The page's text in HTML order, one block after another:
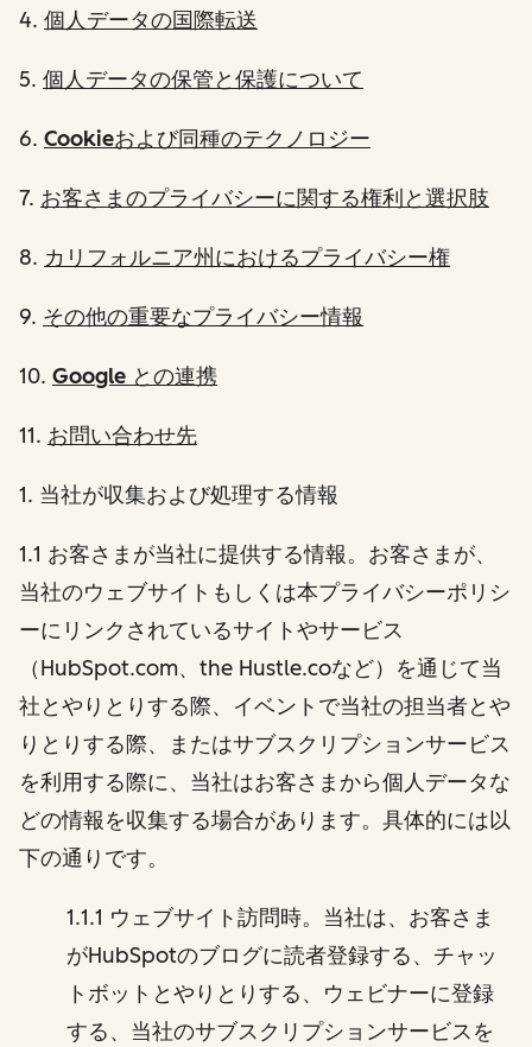
4. 個人データの国際転送
5. 個人データの保管と保護について
6. Cookieおよび同種のテクノロジー
7. お客さまのプライバシーに関する権利と選択肢
8. カリフォルニア州におけるプライバシー権
9. その他の重要なプライバシー情報
10. Google との連携
11. お問い合わせ先
1. 当社が収集および処理する情報
1.1 お客さまが当社に提供する情報。お客さまが、
当社のウェブサイトもしくは本プライバシーポリシ
ーにリンクされているサイトやサービス
（HubSpot.com、the Hustle.coなど）を通じて当
社とやりとりする際、イベントで当社の担当者とや
りとりする際、またはサブスクリプションサービス
を利用する際に、当社はお客さまから個人データな
どの情報を収集する場合があります。具体的には以
下の通りです。
1.1.1 ウェブサイト訪問時。当社は、お客さま
がHubSpotのブログに読者登録する、チャッ
トボットとやりとりする、ウェビナーに登録
する、当社のサブスクリプションサービスを